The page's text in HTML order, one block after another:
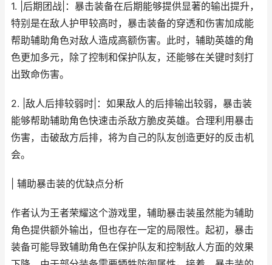
1. |后期团战|：暴击装备在后期能够提供显著的输出提升，
特别是在敌人护甲较高时，暴击装备的穿透和伤害加成能
帮助辅助角色对敌人造成高额伤害。此时，辅助英雄的角
色更加多元，除了控制和保护队友，还能够在关键时刻打
出致命伤害。
2. |敌人后排较弱时|：如果敌人的后排输出较弱，暴击装
能够帮助辅助角色快速击杀敌方脆皮英雄。合理利用暴击
伤害，击破敌方后排，将为自己的队友创造更好的反击机
会。
| 辅助暴击装的优缺点分析
作者认为王者荣耀这个游戏里，辅助暴击装虽然能为辅助
角色提供额外输出，但也存在一定的局限性。起初，暴击
装备可能导致辅助角色在保护队友和控制敌人方面的效果